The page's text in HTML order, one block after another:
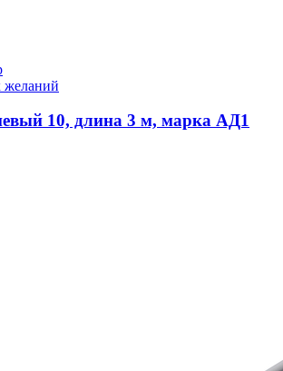
желаний
10, длина 3 м, марка АД1